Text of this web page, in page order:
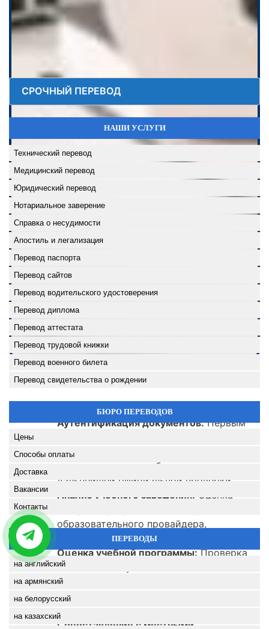
Аутентификация документов:Первым
легализация образовательных
документов, что необходимо для их
дальнейшей официальной проверки.
Анализ учебного заведения: Оценка
образовательного провайдера,
выдавшего документы.
Оценка учебной программы:Проверка
соответствия учебного плана
установленным образовательным
стандартам по продолжительности и
содержанию курса.
Сопоставление с местными
СРОЧНЫЙ ПЕРЕВОД
НАШИ УСЛУГИ
Технический перевод
Медицинский перевод
Юридический перевод
Нотариальное заверение
Справка о несудимости
Апостиль и легализация
Перевод паспорта
Перевод сайтов
Перевод водительского удостоверения
Перевод диплома
Перевод аттестата
Перевод трудовой книжки
Перевод военного билета
Перевод свидетельства о рождении
БЮРО ПЕРЕВОДОВ
Цены
Способы оплаты
Доставка
Вакансии
Контакты
ПЕРЕВОДЫ
на английский
на армянский
на белорусский
на казахский